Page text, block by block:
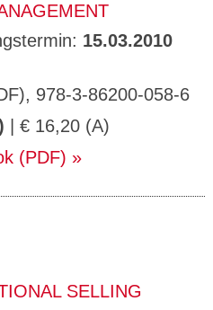
15.03.2010
978-3-86200-058-6
| € 16,20 (A)
(PDF)
SELLING